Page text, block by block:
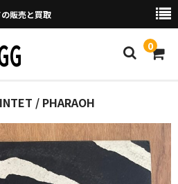
販売と買取
0
/ PHARAOH